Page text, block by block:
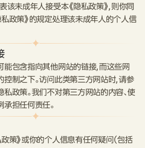
该未成年人接受本《隐私政策》，则你同
私政策》的规定处理该未成年人的个人信
能包含指向其他网站的链接，而这些网
制之下。访问此类第三方网站时，请参
私政策。我们不对第三方网站的内容、使
担任何责任。
策》或你的个人信息有任何疑问（包括